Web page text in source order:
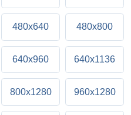
480x640 480x800
640x960 640x1136
800x1280 960x1280